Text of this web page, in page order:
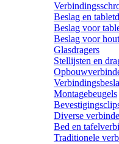
Beslag en
Beslag voor
Beslag voor
Glasdragers
Stellijsten en
Montagebeugels
Diverse
Bed en
Traditionele